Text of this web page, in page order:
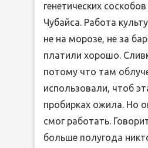
генетических
Чубайса. Работа
не на морозе, не за
платили хорошо.
потому что там
использовали, чтоб
пробирках ожила. Но
смог работать.
больше полугода